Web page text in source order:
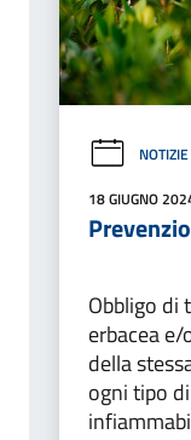
NOTIZIE
18 GIUGNO
Obbligo di
erbacea
della
ogni tipo